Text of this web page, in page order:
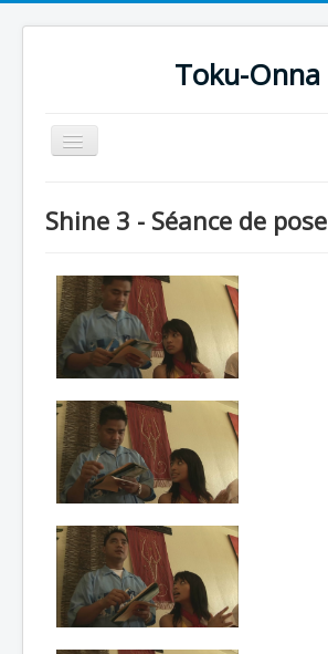
Toku-Onna
Basculer
la
Toku-Actrices
Toku-Critiques
Séries
Films
COSAA
Dessins
Artiste Asperger
Lexique
Shine 3 - Séance de pose